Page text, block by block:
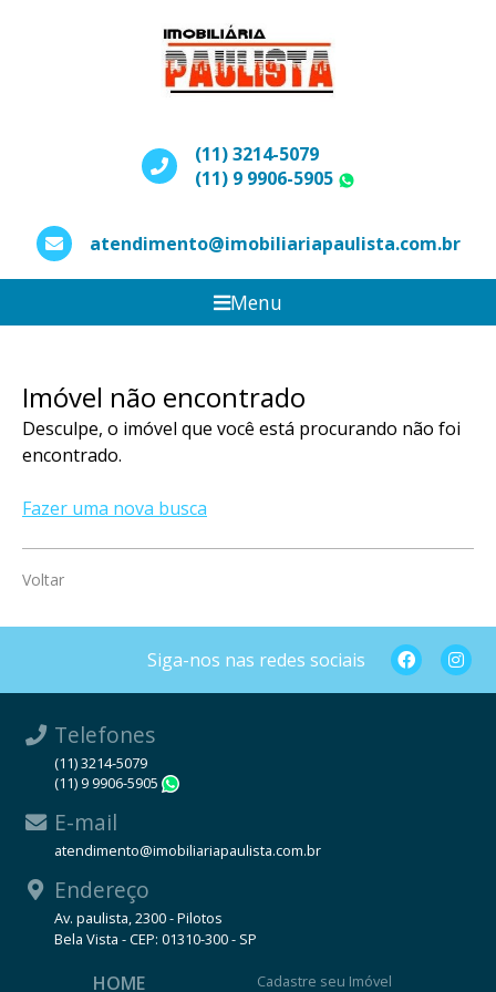
(11) 3214-5079
(11) 9 9906-5905
atendimento@imobiliariapaulista.com.br
Menu
Imóvel não encontrado
Desculpe, o imóvel que você está procurando não foi
encontrado.
Fazer uma nova busca
Voltar
Siga-nos nas redes sociais
Telefones
(11) 3214-5079
(11) 9 9906-5905
E-mail
atendimento@imobiliariapaulista.com.br
Endereço
Av. paulista, 2300 - Pilotos
Bela Vista - CEP: 01310-300 - SP
HOME Cadastre seu Imóvel